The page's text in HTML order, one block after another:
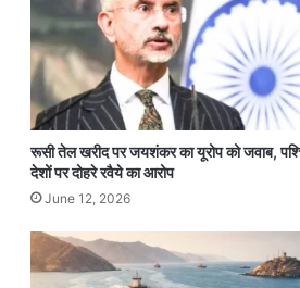
रूसी तेल खरीद पर जयशंकर का यूरोप को जवाब,
देशों पर दोहरे रवैये का आरोप
June 12, 2026